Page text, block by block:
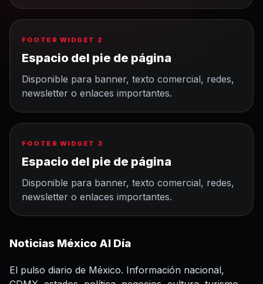
FOOTER WIDGET 2
Espacio del pie de página
Disponible para banner, texto comercial, redes,
newsletter o enlaces importantes.
FOOTER WIDGET 3
Espacio del pie de página
Disponible para banner, texto comercial, redes,
newsletter o enlaces importantes.
Noticias México Al Día
El pulso diario de México. Información nacional,